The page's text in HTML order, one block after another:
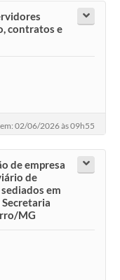
contratos e
02/06/2026 às 09h55
de empresa
de
em
MG